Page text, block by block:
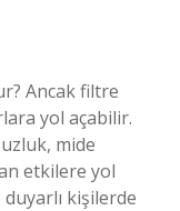
Ancak filtre
yol açabilir.
mide
etkilere yol
kişilerde